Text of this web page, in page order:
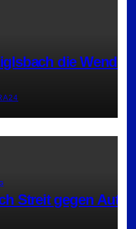
die Wende
Streit gegen Auto